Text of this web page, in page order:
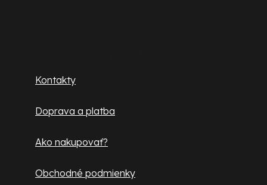
Kontakty
Doprava a platba
Ako nakupovať?
Obchodné podmienky